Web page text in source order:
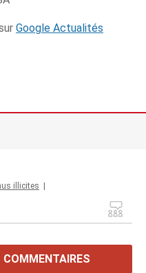
Google Actualités
illicites |
COMMENTAIRES